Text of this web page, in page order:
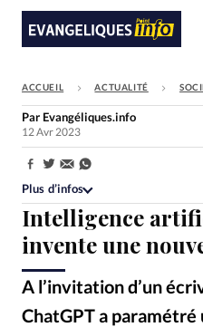
FAIRE
Faire un don
Eglises
Société
Monde
Bible
Toute l'actualité
ACCUEIL ACTUALITÉ
Intelligence
invente une
A l’invitation d’un
ChatGPT a paramétré
Par Evangéliques.info
12 Avr 2023
Partager:
Plus d’infos